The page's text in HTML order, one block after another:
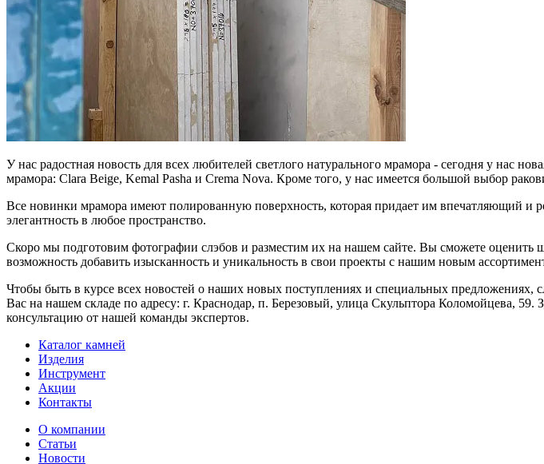
У нас радостная новость для всех любителей светлого натурального мрамора - сегодня у нас
мрамора: Clara Beige, Kemal Pasha и Crema Nova. Кроме того, у нас имеется большой выбор
Все новинки мрамора имеют полированную поверхность, которая придает им впечатляющий
элегантность в любое пространство.
Скоро мы подготовим фотографии слэбов и разместим их на нашем сайте. Вы сможете
возможность добавить изысканность и уникальность в свои проекты с нашим новым
Чтобы быть в курсе всех новостей о наших новых поступлениях и специальных
Вас на нашем складе по адресу: г. Краснодар, п. Березовый, улица Скульптора Коломойцева,
консультацию от нашей команды экспертов.
Каталог камней
Изделия
Инструмент
Акции
Контакты
О компании
Статьи
Новости